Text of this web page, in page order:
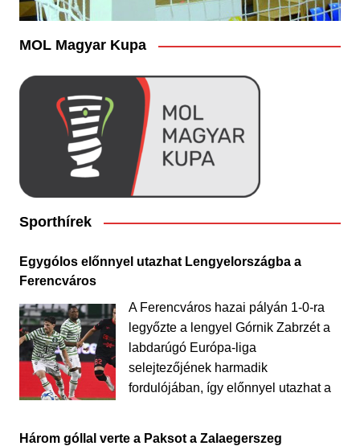
MOL Magyar Kupa
Sporthírek
Egygólos előnnyel utazhat Lengyelországba a
Ferencváros
A Ferencváros hazai pályán 1-0-ra
legyőzte a lengyel Górnik Zabrzét a
labdarúgó Európa-liga
selejtezőjének harmadik
fordulójában, így előnnyel utazhat a
Három góllal verte a Paksot a Zalaegerszeg